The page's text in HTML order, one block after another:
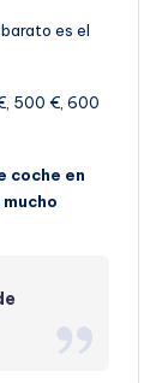
es el
500 €, 600
coche en